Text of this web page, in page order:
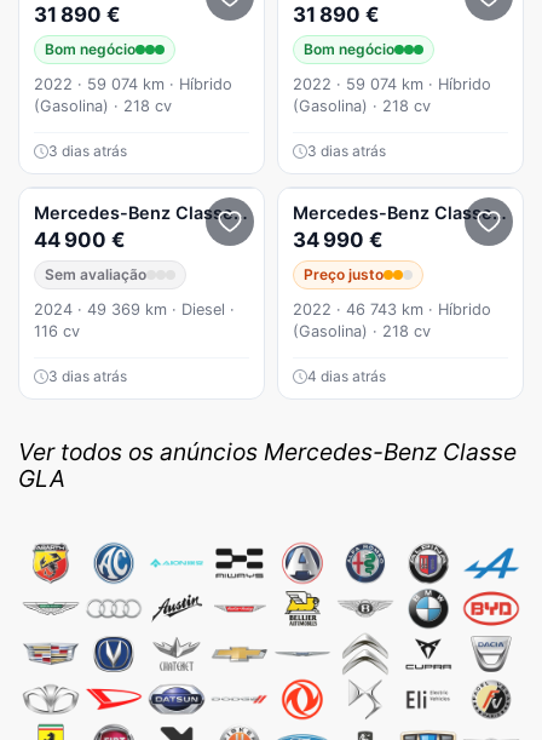
31 890 €
Bom negócio
2022 · 59 074 km · Híbrido
(Gasolina) · 218 cv
3 dias atrás
31 890 €
Bom negócio
2022 · 59 074 km · Híbrido
(Gasolina) · 218 cv
3 dias atrás
Mercedes-Benz Classe GLA GLA 180 d AMG Line
44 900 €
Sem avaliação
2024 · 49 369 km · Diesel ·
116 cv
3 dias atrás
Mercedes-Benz Classe GLA
34 990 €
Preço justo
2022 · 46 743 km · Híbrido
(Gasolina) · 218 cv
4 dias atrás
Ver todos os anúncios Mercedes-Benz Classe
GLA